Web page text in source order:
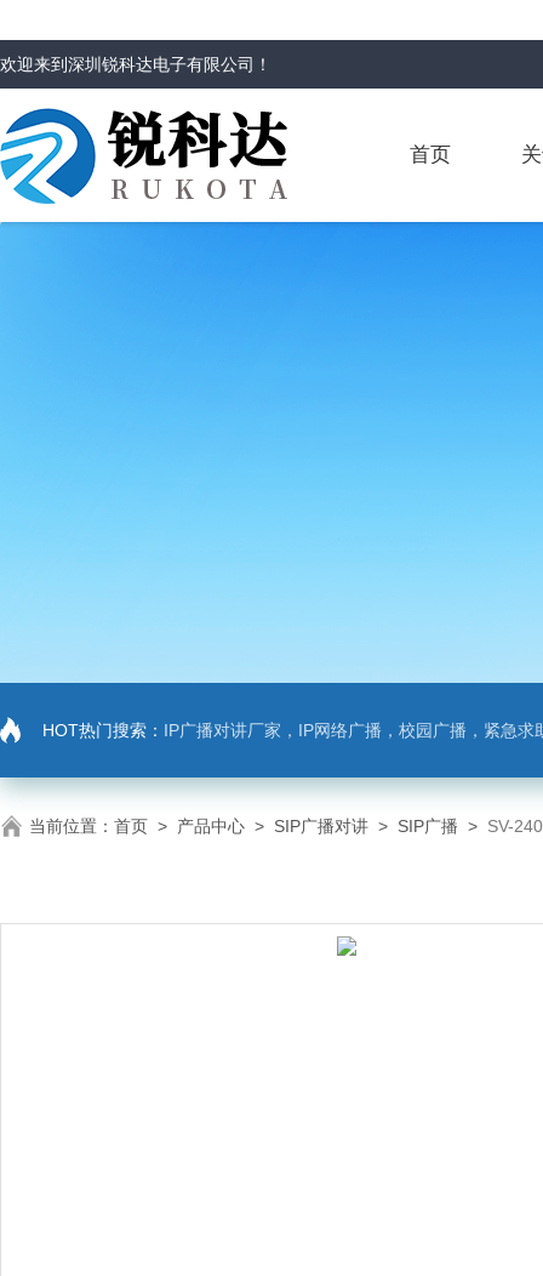
欢迎来到深圳锐科达电子有限公司 ！
首页
HOT热门搜索： IP广播对讲厂家，IP网络广播，校园广播，紧急求助，IP广播对讲系
当前位置： 首页 > 产品中心 > SIP广播对讲 > SIP广播 > SV-